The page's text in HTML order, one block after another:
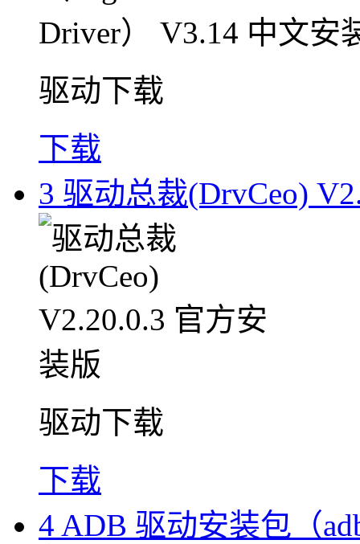
驱动下载
下载
3 驱动总裁(DrvCeo)
驱动下载
下载
4 ADB 驱动安装包（